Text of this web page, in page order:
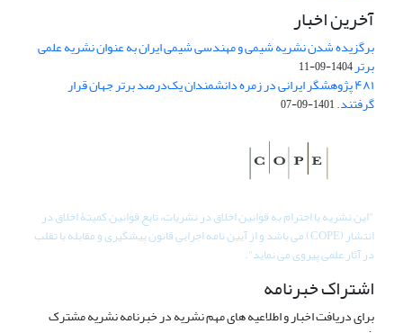
آخرین اخبار
برگزیده شدن نشریه شیمی و مهندسی شیمی ایران به عنوان نشریه علمی
برتر1404-09-11
۴۸۱ پژوهشگر ایرانی در زمره دانشمندان یک‌درصد برتر جهان قرار
گرفتند.1401-09-07
"این نشریه با احترام به قوانین اخلاق در نشریات، تابع قوانین کمیتۀ اخلاق در
انتشار (COPE) می باشد و از آیین نامه اجرایی قانون پیشگیری و مقابله با تقلب
در آثار علمی پیروی می نماید".
اشتراک خبرنامه
برای دریافت اخبار و اطلاعیه های مهم نشریه در خبرنامه نشریه مشترک